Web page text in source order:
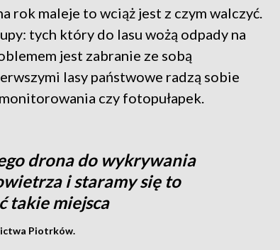
rok maleje to wciąż jest z czym walczyć.
tych który do lasu wożą odpady na
jest zabranie ze sobą
lasy państwowe radzą sobie
czy fotopułapek.
drona do wykrywania
i staramy się to
takie miejsca
Piotrków.